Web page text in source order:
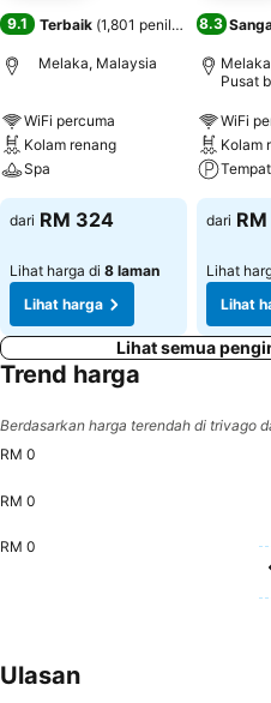
9.1 Terbaik (1,801 penilaian)
Melaka, Malaysia
WiFi percuma
Kolam renang
Spa
dari RM 324
Lihat harga di 8 laman
Lihat harga
8.3
Pusat
WiFi
Kolam
dari
Lihat
Lihat
Lihat semua
Trend harga
Berdasarkan harga terendah di trivago
RM 0
RM 0
RM 0
Ulasan